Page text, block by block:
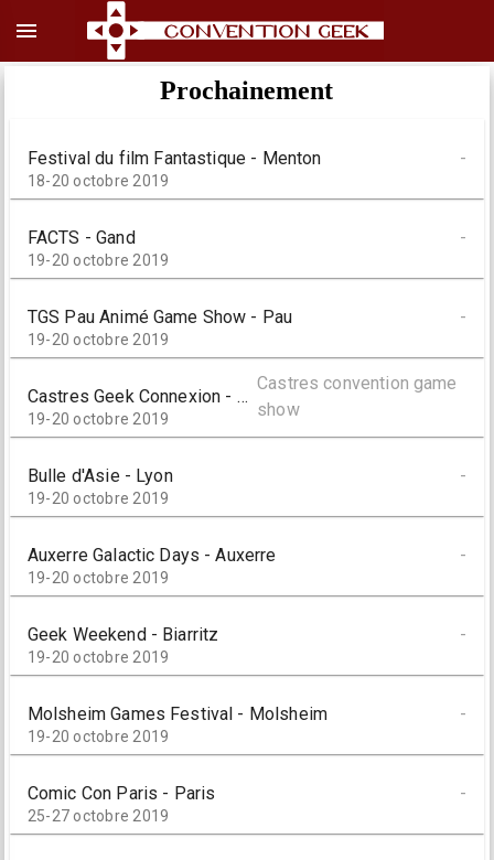
menu
Prochainement
Festival du film Fantastique - Menton
18-20 octobre 2019
-
FACTS - Gand
19-20 octobre 2019
-
TGS Pau Animé Game Show - Pau
19-20 octobre 2019
-
Castres Geek Connexion - Castres
19-20 octobre 2019
Castres convention game
show
Bulle d'Asie - Lyon
19-20 octobre 2019
-
Auxerre Galactic Days - Auxerre
19-20 octobre 2019
-
Geek Weekend - Biarritz
19-20 octobre 2019
-
Molsheim Games Festival - Molsheim
19-20 octobre 2019
-
Comic Con Paris - Paris
25-27 octobre 2019
-